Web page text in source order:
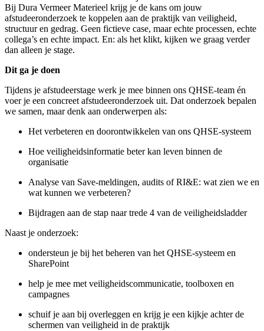
Bij Dura Vermeer Materieel krijg je de kans om jouw
afstudeeronderzoek te koppelen aan de praktijk van veiligheid,
structuur en gedrag. Geen fictieve case, maar echte processen, echte
collega’s en echte impact. En: als het klikt, kijken we graag verder
dan alleen je stage.
Dit ga je doen
Tijdens je afstudeerstage werk je mee binnen ons QHSE-team én
voer je een concreet afstudeeronderzoek uit. Dat onderzoek bepalen
we samen, maar denk aan onderwerpen als:
Het verbeteren en doorontwikkelen van ons QHSE-systeem
Hoe veiligheidsinformatie beter kan leven binnen de
organisatie
Analyse van Save-meldingen, audits of RI&E: wat zien we en
wat kunnen we verbeteren?
Bijdragen aan de stap naar trede 4 van de veiligheidsladder
Naast je onderzoek:
ondersteun je bij het beheren van het QHSE-systeem en
SharePoint
help je mee met veiligheidscommunicatie, toolboxen en
campagnes
schuif je aan bij overleggen en krijg je een kijkje achter de
schermen van veiligheid in de praktijk